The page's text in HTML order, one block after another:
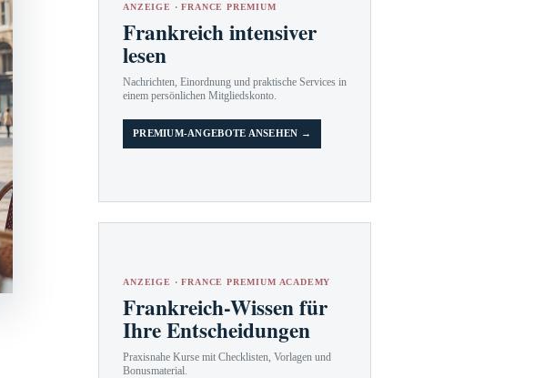
ANZEIGE · FRANCE PREMIUM
Frankreich intensiver
lesen
Nachrichten, Einordnung und praktische Services in
einem persönlichen Mitgliedskonto.
PREMIUM-ANGEBOTE ANSEHEN →
ANZEIGE · FRANCE PREMIUM ACADEMY
Frankreich-Wissen für
Ihre Entscheidungen
Praxisnahe Kurse mit Checklisten, Vorlagen und
Bonusmaterial.